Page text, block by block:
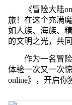
《冒险大陆
旅！在这个充满
如人族、海族、
的文明之光，共
作为一名冒
体验一次又一次
online》，开启你